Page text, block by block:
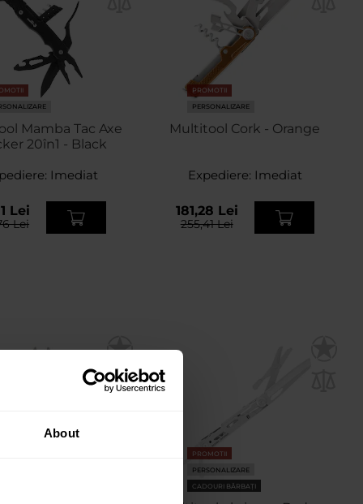
About
Mamba Tac Axe
20în1 - Black
Imediat
Lei
Lei
PROMOTII
PERSONALIZARE
Multitool Cork - Orange
Expediere: Imediat
181,28 Lei
255,41 Lei
PROMOTII
PERSONALIZARE
CADOURI BĂRBAȚI